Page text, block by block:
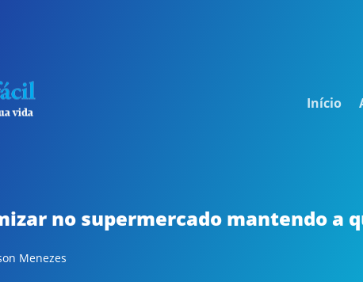
Início
no supermercado mantendo a
Menezes